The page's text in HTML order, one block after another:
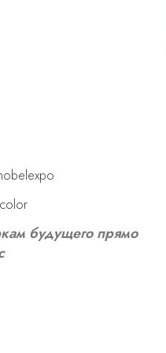
будущего прямо